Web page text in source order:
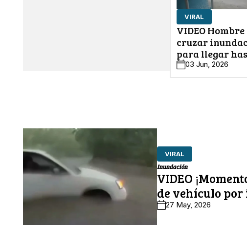
VIRAL
VIDEO
cruzar
para llegar
03 Jun, 2026
VIRAL
Inundación
VIDEO
de vehículo
27 May, 2026